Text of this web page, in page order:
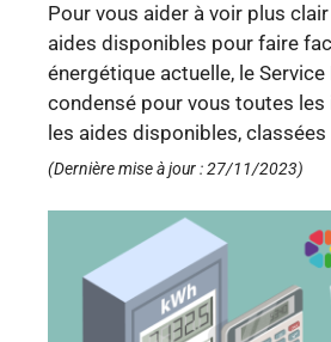
Pour vous aider à voir plus
aides disponibles pour faire
énergétique actuelle, le Service
condensé pour vous toutes
les aides disponibles,
(Dernière mise à jour : 27/11/2023)